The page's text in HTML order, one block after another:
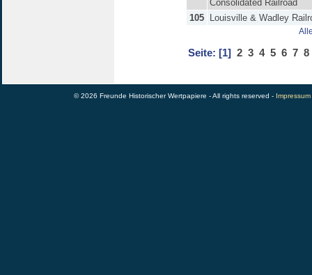
Consolidated Railroad
105
Louisville & Wadley
Seite: [1] 2 3 4 5 6 7 8
© 2026 Freunde Historischer Wertpapiere - All rights reserved - Impressum